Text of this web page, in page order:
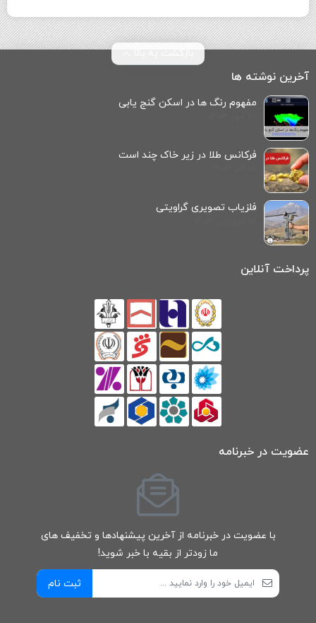
آخرین نوشته ها
مفهوم رنگ‌ ها در اسکن گنج‌ یابی
فرکانس طلا در زیر خاک چند است
فلزیاب تصویری گراویتی
پرداخت آنلاین
عضویت در خبرنامه
با عضویت در خبرنامه از آخرین پیشنهادها و تخفیف های
ما زودتر از بقیه با خبر شوید!
ثبت نام